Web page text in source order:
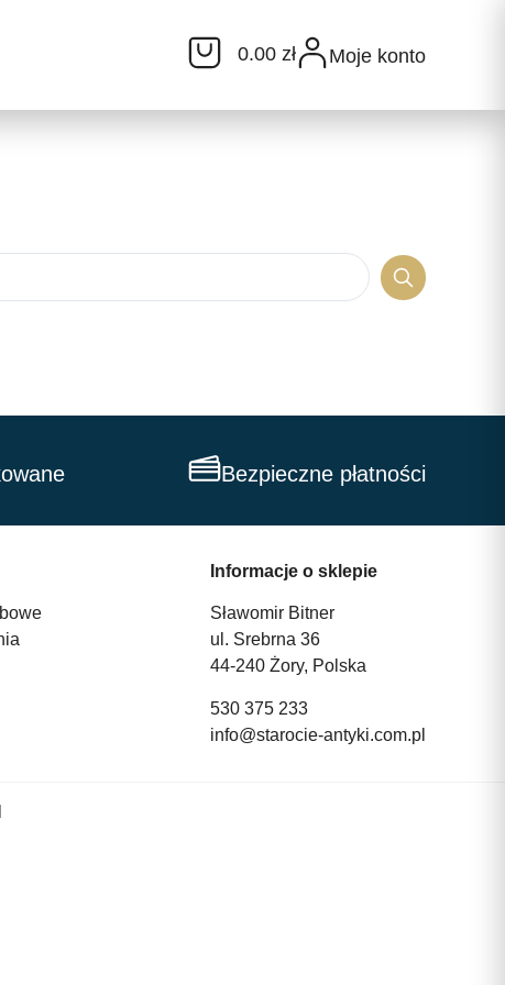
0.00 zł Moje konto
Bezpieczne płatności
Informacje o sklepie
Sławomir Bitner
ul. Srebrna 36
44-240 Żory, Polska
530 375 233
info@starocie-antyki.com.pl